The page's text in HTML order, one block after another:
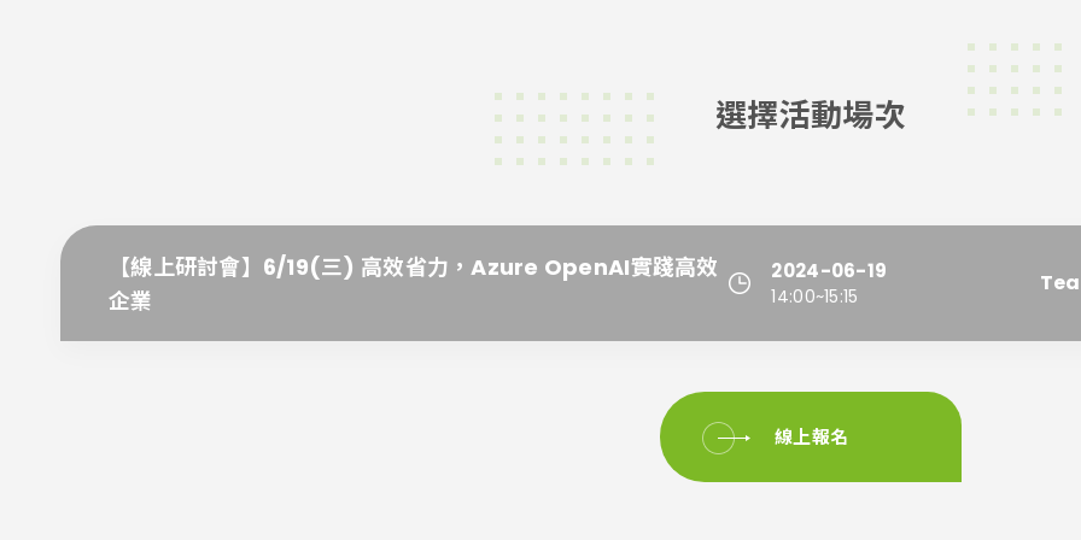
選擇活動場次
【線上研討會】6/19(三) 高效省力，Azure OpenAI實踐高效
企業
2024-06-19
14:00~15:15
線上報名